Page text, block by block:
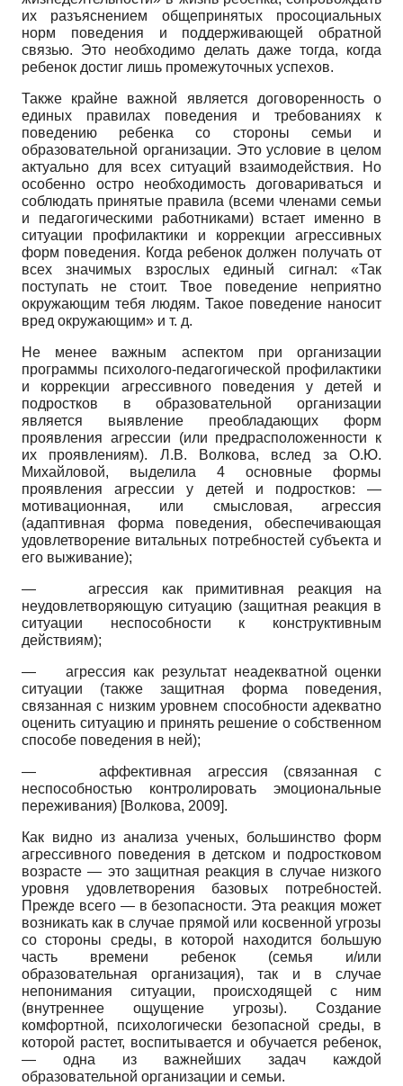
их разъяснением общепринятых просоциальных
норм поведения и поддерживающей обратной
связью. Это необходимо делать даже тогда, когда
ребенок достиг лишь промежуточных успехов.
Также крайне важной является договоренность о
единых правилах поведения и требованиях к
поведению ребенка со стороны семьи и
образовательной организации. Это условие в целом
актуально для всех ситуаций взаимодействия. Но
особенно остро необходимость договариваться и
соблюдать принятые правила (всеми членами семьи
и педагогическими работниками) встает именно в
ситуации профилактики и коррекции агрессивных
форм поведения. Когда ребенок должен получать от
всех значимых взрослых единый сигнал: «Так
поступать не стоит. Твое поведение неприятно
окружающим тебя людям. Такое поведение наносит
вред окружающим» и т. д.
Не менее важным аспектом при организации
программы психолого-педагогической профилактики
и коррекции агрессивного поведения у детей и
подростков в образовательной организации
является выявление преобладающих форм
проявления агрессии (или предрасположенности к
их проявлениям). Л.В. Волкова, вслед за О.Ю.
Михайловой, выделила 4 основные формы
проявления агрессии у детей и подростков: —
мотивационная, или смысловая, агрессия
(адаптивная форма поведения, обеспечивающая
удовлетворение витальных потребностей субъекта и
его выживание);
— агрессия как примитивная реакция на
неудовлетворяющую ситуацию (защитная реакция в
ситуации неспособности к конструктивным
действиям);
— агрессия как результат неадекватной оценки
ситуации (также защитная форма поведения,
связанная с низким уровнем способности адекватно
оценить ситуацию и принять решение о собственном
способе поведения в ней);
—аффективная агрессия (связанная с
неспособностью контролировать эмоциональные
переживания) [Волкова, 2009].
Как видно из анализа ученых, большинство форм
агрессивного поведения в детском и подростковом
возрасте — это защитная реакция в случае низкого
уровня удовлетворения базовых потребностей.
Прежде всего — в безопасности. Эта реакция может
возникать как в случае прямой или косвенной угрозы
со стороны среды, в которой находится большую
часть времени ребенок (семья и/или
образовательная организация), так и в случае
непонимания ситуации, происходящей с ним
(внутреннее ощущение угрозы). Создание
комфортной, психологически безопасной среды, в
которой растет, воспитывается и обучается ребенок,
— одна из важнейших задач каждой
образовательной организации и семьи.